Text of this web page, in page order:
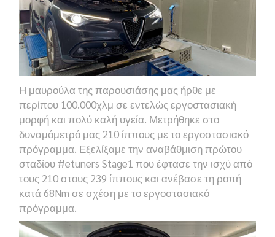
Η μαυρούλα της παρουσιάσης μας ήρθε με
περίπου 100.000χλμ σε εντελώς εργοστασιακή
μορφή και πολύ καλή υγεία. Μετρήθηκε στο
δυναμόμετρό μας 210 ίππους με το εργοστασιακό
πρόγραμμα. Εξελίξαμε την αναβάθμιση πρώτου
σταδίου #etuners Stage1που έφτασε την ισχύ από
τους 210 στους 239 ίππους και ανέβασε τη ροπή
κατά68Nmσε σχέση με το εργοστασιακό
πρόγραμμα.